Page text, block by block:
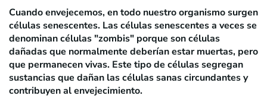
Cuando envejecemos, en todo nuestro organismo surgen
células senescentes. Las células senescentes a veces se
denominan células "zombis" porque son células
dañadas que normalmente deberían estar muertas, pero
que permanecen vivas. Este tipo de célulassegregan
sustancias que dañan las células sanas circundantes y
contribuyen al envejecimiento.